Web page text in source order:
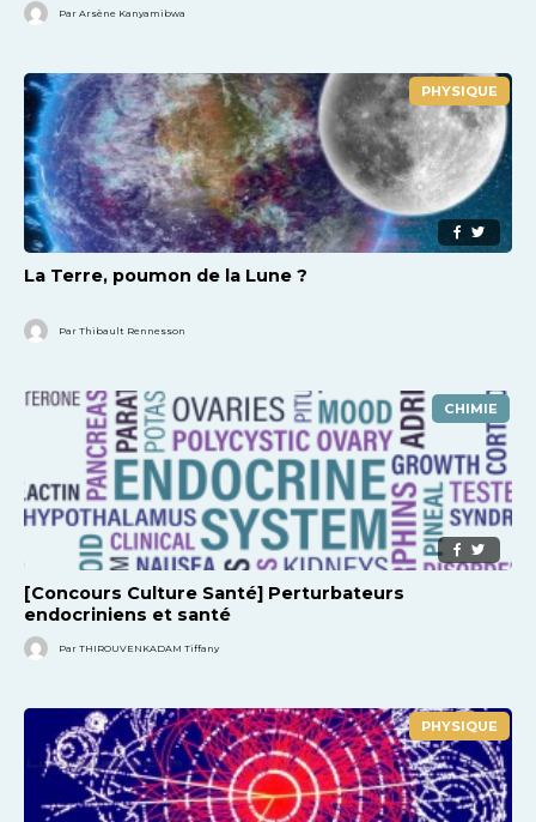
Par Arsène Kanyamibwa
PHYSIQUE
La Terre, poumon de la Lune ?
Par Thibault Rennesson
CHIMIE
[Concours Culture Santé] Perturbateurs
endocriniens et santé
Par THIROUVENKADAM Tiffany
PHYSIQUE